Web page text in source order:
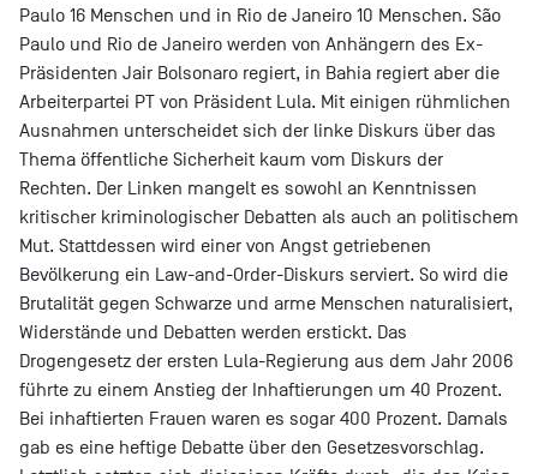
Paulo 16 Menschen und in Rio de Janeiro 10 Menschen. São
Paulo und Rio de Janeiro werden von Anhängern des Ex-
Präsidenten Jair Bolsonaro regiert, in Bahia regiert aber die
Arbeiterpartei PT von Präsident Lula. Mit einigen rühmlichen
Ausnahmen unterscheidet sich der linke Diskurs über das
Thema öffentliche Sicherheit kaum vom Diskurs der
Rechten. Der Linken mangelt es sowohl an Kenntnissen
kritischer kriminologischer Debatten als auch an politischem
Mut. Stattdessen wird einer von Angst getriebenen
Bevölkerung ein Law-and-Order-Diskurs serviert. So wird die
Brutalität gegen Schwarze und arme Menschen naturalisiert,
Widerstände und Debatten werden erstickt. Das
Drogengesetz der ersten Lula-Regierung aus dem Jahr 2006
führte zu einem Anstieg der Inhaftierungen um 40 Prozent.
Bei inhaftierten Frauen waren es sogar 400 Prozent. Damals
gab es eine heftige Debatte über den Gesetzesvorschlag.